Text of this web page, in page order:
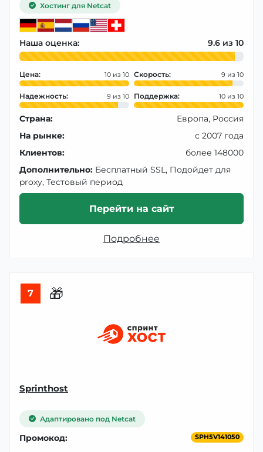
Хостинг для Netcat
Наша оценка: 9.6
Цена: 10 Скорость: 9
Надежность: 9 Поддержка: 10
Страна:
Европа, Россия
На рынке:
с 2007 года
Клиентов:
более 148000
Дополнительно: Бесплатный SSL, Подойдет для
proxy, Тестовый период
Перейти на сайт
Подробнее
7 🎁
Sprinthost
Адаптировано под Netcat
Промокод: SPH5V141050